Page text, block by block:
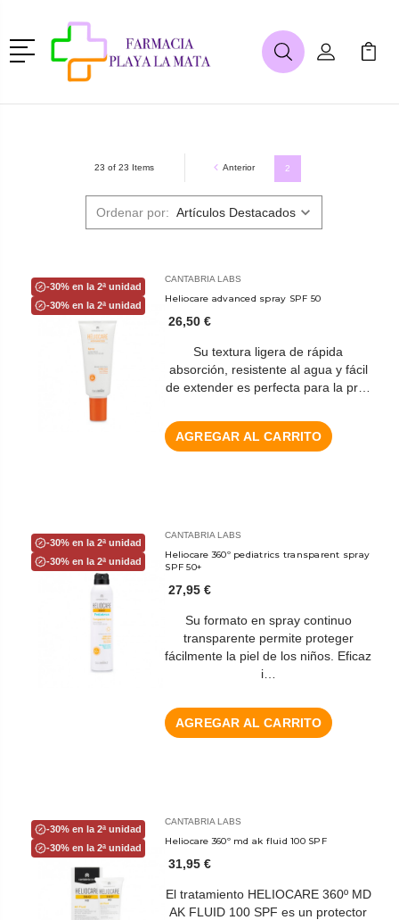
Menú
BuscarMi Cuenta
Mi
23 of 23 Items Anterior 2
Ordenar por:
-30% en la 2ª unidad
-30% en la 2ª unidad
CANTABRIA LABS
Heliocare advanced spray SPF 50
26,50 €
Su textura ligera de rápida
absorción, resistente al agua y fácil
de extender es perfecta para la pr…
AGREGAR AL CARRITO
-30% en la 2ª unidad
-30% en la 2ª unidad
CANTABRIA LABS
Heliocare 360º pediatrics transparent spray
SPF 50+
27,95 €
Su formato en spray continuo
transparente permite proteger
fácilmente la piel de los niños. Eficaz
i…
AGREGAR AL CARRITO
-30% en la 2ª unidad
-30% en la 2ª unidad
CANTABRIA LABS
Heliocare 360º md ak fluid 100 SPF
31,95 €
El tratamiento HELIOCARE 360º MD
AK FLUID 100 SPF es un protector